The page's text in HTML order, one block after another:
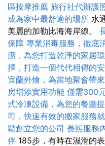
區按摩推薦 旅行社代辦護
成為家中最舒適的場所 水
美麗的加勒比海海岸線。
保障 專業消毒服務，徹底
潔，為您打造乾淨的家居
擇，打造一個代代相傳的
宜蘭外燴，為當地聚會帶
房增添實用功能 僅需300
式冷凍設備，為您的餐廳
司，快速有效的搬家服務
鬆創立您的公司 長照服務
伴 185步，有時在濕滑的